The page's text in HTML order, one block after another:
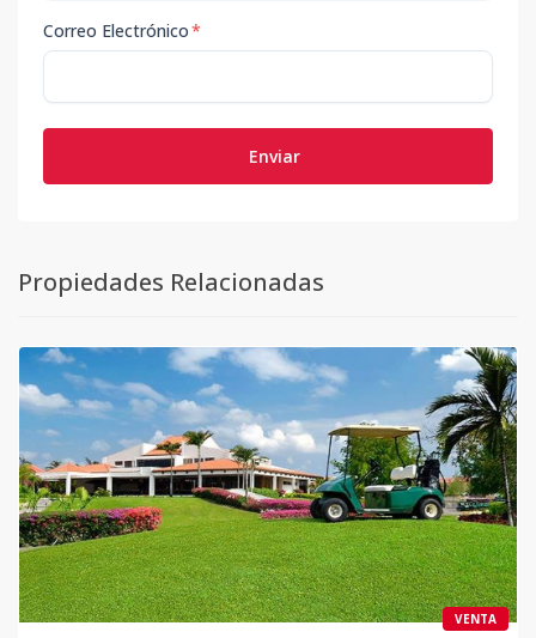
Correo Electrónico*
Enviar
Propiedades Relacionadas
VENTA